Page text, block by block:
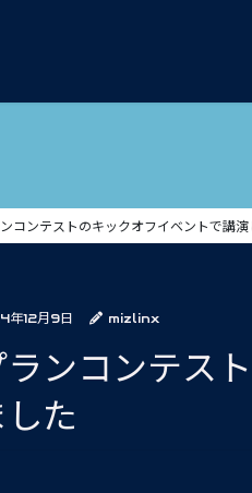
コンテストのキックオフイベントで講演
12月9日 mizlinx
ンコンテス
た